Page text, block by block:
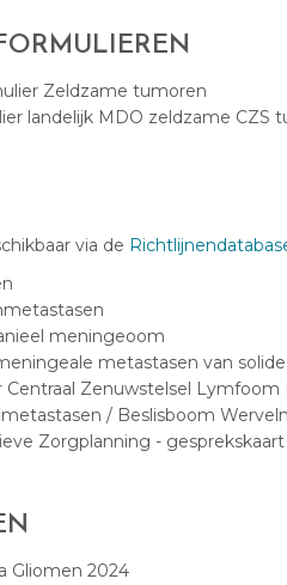
Zeldzame tumoren
landelijk MDO zeldzame CZS
via de
meningeoom
metastasen van
Centraal Zenuwstelsel Lymfoom
/ Beslisboom
Zorgplanning - gesprekskaart
Gliomen 2024